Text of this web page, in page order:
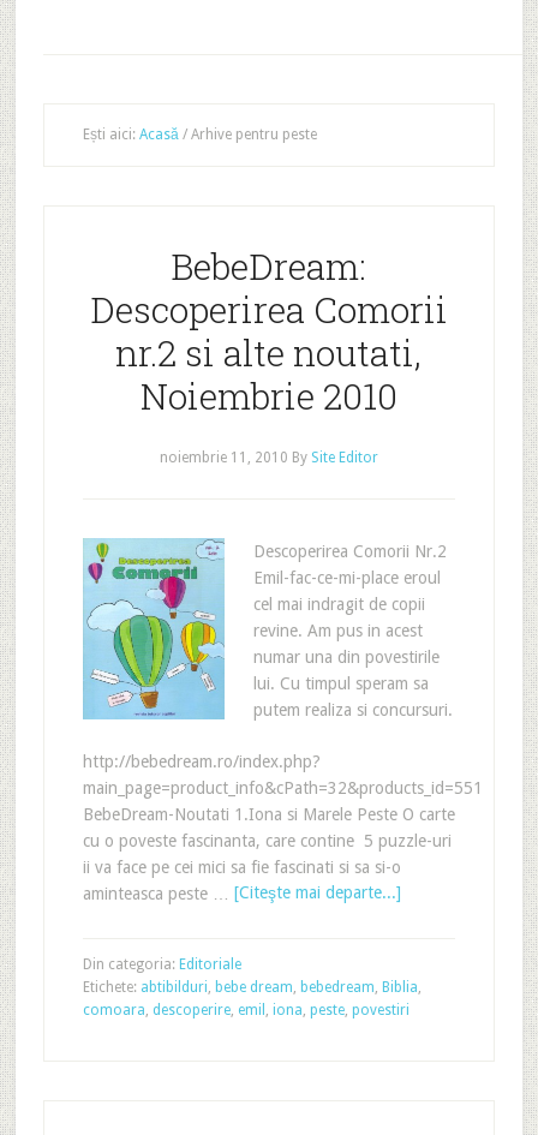
Ești aici: Acasă /Arhive pentru peste
BebeDream:
Descoperirea Comorii
nr.2 si alte noutati,
Noiembrie 2010
noiembrie 11, 2010 By Site Editor
Descoperirea Comorii Nr.2
Emil-fac-ce-mi-place eroul
cel mai indragit de copii
revine. Am pus in acest
numar una din povestirile
lui. Cu timpul speram sa
putem realiza si concursuri.
http://bebedream.ro/index.php?
main_page=product_info&cPath=32&products_id=551
BebeDream-Noutati 1.Iona si Marele Peste O carte
cu o poveste fascinanta, care contine 5 puzzle-uri
ii va face pe cei mici sa fie fascinati si sa si-o
aminteasca peste …
[Citeşte mai departe...]
Din categoria: Editoriale
Etichete: abtibilduri bebe dream bebedream Biblia
comoara descoperire, emil iona peste, povestiri